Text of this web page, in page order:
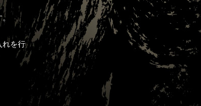
れを行